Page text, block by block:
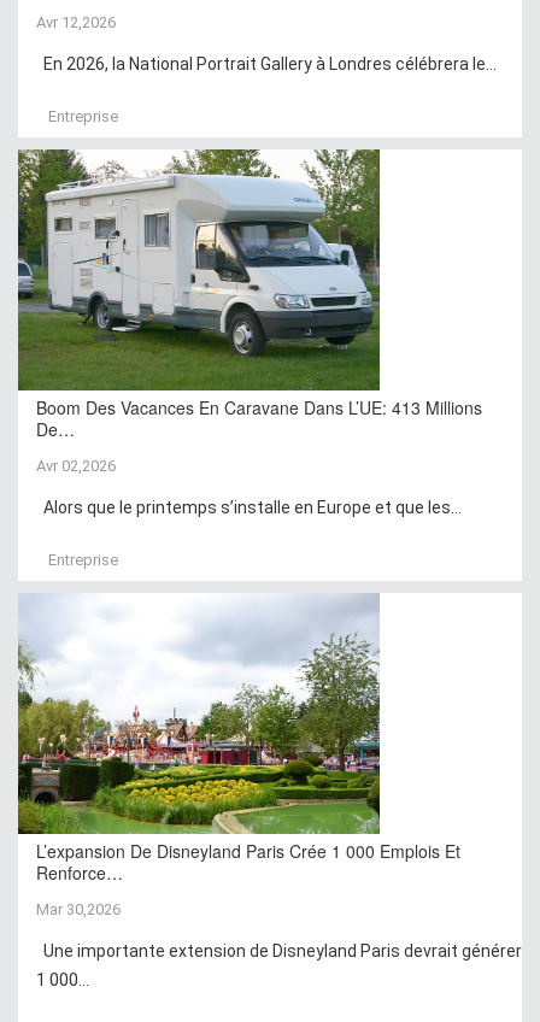
Avr 12,2026
En 2026, la National Portrait Gallery à Londres célébrera le...
Entreprise
Boom Des Vacances En Caravane Dans L’UE: 413 Millions
De…
Avr 02,2026
Alors que le printemps s’installe en Europe et que les...
Entreprise
L’expansion De Disneyland Paris Crée 1 000 Emplois Et
Renforce…
Mar 30,2026
Une importante extension de Disneyland Paris devrait générer
1 000...